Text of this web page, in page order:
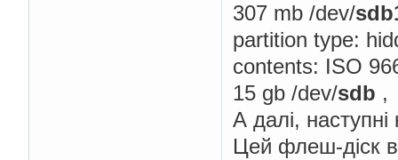
307 mb /dev/
partition type:
contents: ISO
15 gb /dev/sdb ,
А далі, наступні
Цей флеш-діск в